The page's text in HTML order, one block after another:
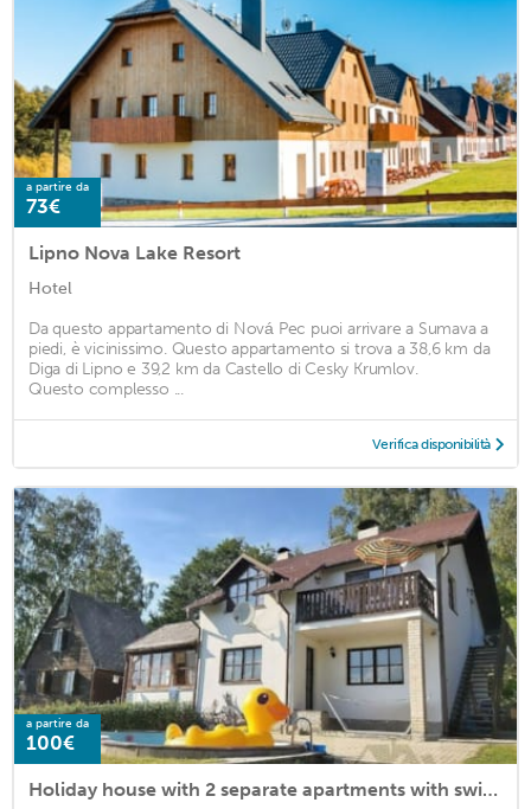
a partire da
73€
Lipno Nova Lake Resort
Hotel
Da questo appartamento di Nová Pec puoi arrivare a Sumava a
piedi, è vicinissimo. Questo appartamento si trova a 38,6 km da
Diga di Lipno e 39,2 km da Castello di Cesky Krumlov.
Questo complesso ...
Verifica disponibilità
a partire da
100€
Holiday house with 2 separate apartments with swimming pool, unobstructed view of Lipno dam